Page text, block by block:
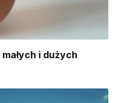
i dużych